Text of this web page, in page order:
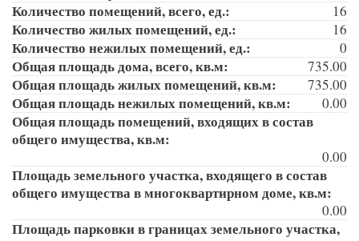
Количество помещений, всего, ед.: 16
Количество жилых помещений, ед.: 16
Количество нежилых помещений, ед.: 0
Общая площадь дома, всего, кв.м: 735.00
Общая площадь жилых помещений, кв.м: 735.00
Общая площадь нежилых помещений, кв.м: 0.00
Общая площадь помещений, входящих в состав
общего имущества, кв.м:
0.00
Площадь земельного участка, входящего в состав
общего имущества в многоквартирном доме, кв.м:
0.00
Площадь парковки в границах земельного участка,